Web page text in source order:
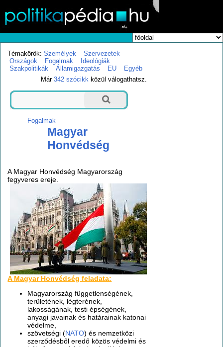
Témakörök: Személyek
Szervezetek
Országok
Fogalmak
Ideológiák
Szakpolitikák
Államigazgatás EU
Egyéb
Már342 szócikk közül válogathatsz.
Fogalmak
Magyar
Honvédség
A Magyar Honvédség Magyarország
fegyveres ereje.
A Magyar Honvédség feladata:
Magyarország függetlenségének,
területének, légterének,
lakosságának, testi épségének,
anyagi javainak és határainak katonai
védelme,
szövetségi (NATO) és nemzetközi
szerződésből eredő közös védelmi és